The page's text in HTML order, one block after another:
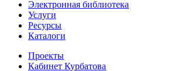
Электронная библиотека
Услуги
Ресурсы
Каталоги
Проекты
Кабинет Курбатова